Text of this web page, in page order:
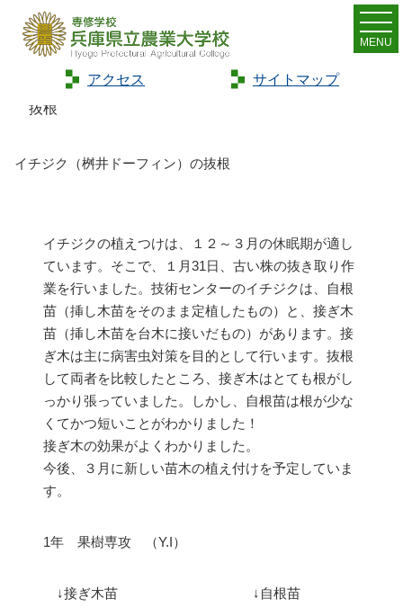
アクセス サイトマップ
MENU
Home> トピックス
イチジク（桝井ドーフィン）の
抜根
イチジク（桝井ドーフィン）の抜根
イチジクの植えつけは、１２～３月の休眠期が適し
ています。そこで、１月31日、古い株の抜き取り作
業を行いました。技術センターのイチジクは、自根
苗（挿し木苗をそのまま定植したもの）と、接ぎ木
苗（挿し木苗を台木に接いだもの）があります。接
ぎ木は主に病害虫対策を目的として行います。抜根
して両者を比較したところ、接ぎ木はとても根がし
っかり張っていました。しかし、自根苗は根が少な
くてかつ短いことがわかりました！
接ぎ木の効果がよくわかりました。
今後、３月に新しい苗木の植え付けを予定していま
す。
1年 果樹専攻 （Y.I）
↓接ぎ木苗 ↓自根苗